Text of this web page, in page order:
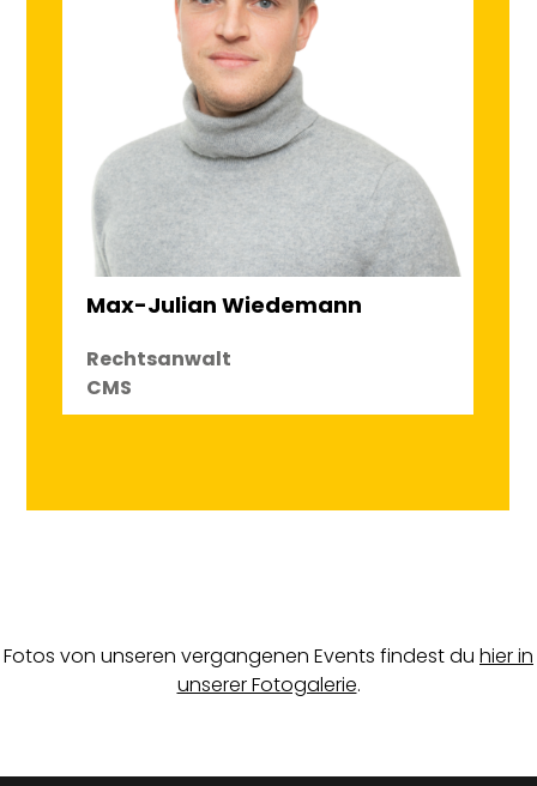
Max-Julian Wiedemann
Rechtsanwalt
CMS
Fotos von unseren vergangenen Events findest du hier in
unserer Fotogalerie.